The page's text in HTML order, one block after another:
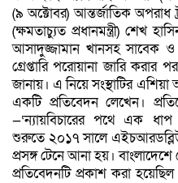
(৯ অক্টোবর) আন্তর্জাতিক অপরাধ
(ক্ষমতাচ্যুত প্রধানমন্ত্রী) শেখ
আসাদুজ্জামান খানসহ সাবেক ও
গ্রেপ্তারি পরোয়ানা জারি করার
জানায়। এ নিয়ে সংস্থাটির এশিয়া
একটি প্রতিবেদন লেখেন।
—‘ন্যায়বিচারের পথে এক
শুরুতে ২০১৭ সালে
প্রসঙ্গ টেনে আনা হয়।
প্রতিবেদনটি প্রকাশ করা